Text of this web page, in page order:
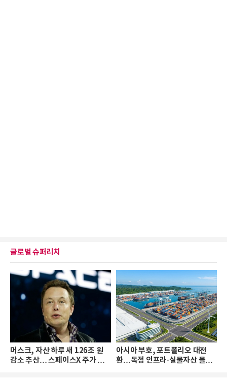
글로벌 슈퍼리치
머스크, 자산 하루 새 126조 원
감소 추산… 스페이스X 주가 하
아시아 부호, 포트폴리오 대전
환…독점 인프라·실물자산 몰린